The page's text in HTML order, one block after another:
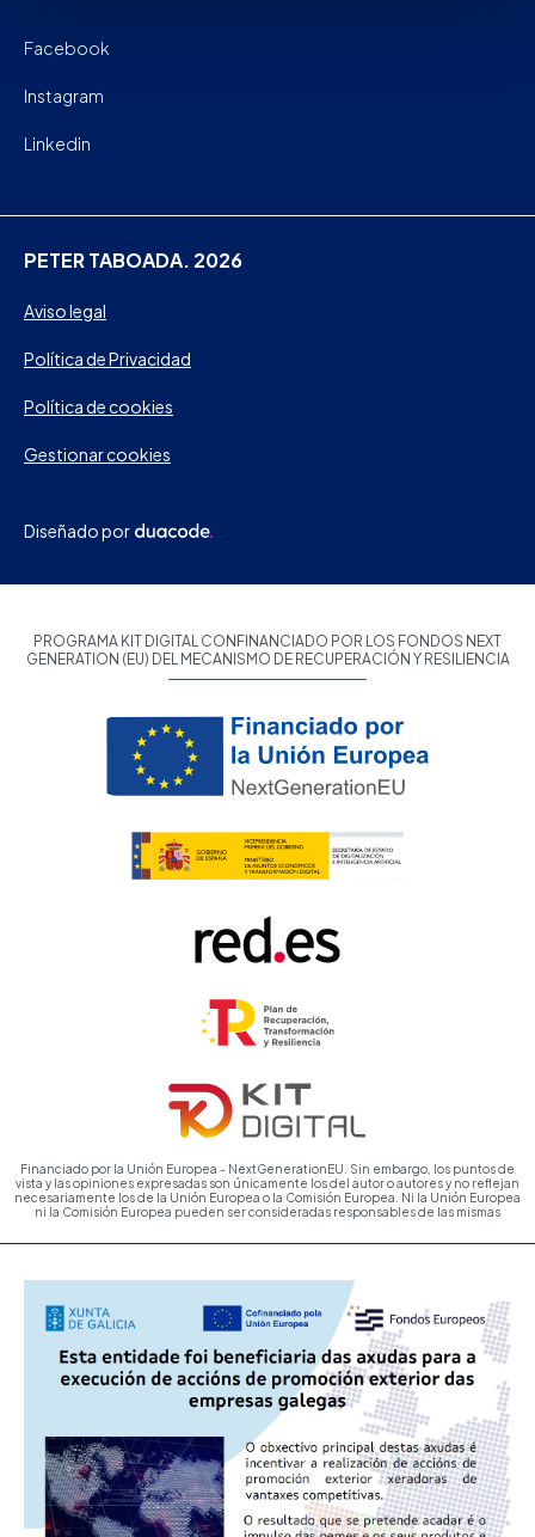
Facebook
Instagram
Linkedin
PETER TABOADA. 2026
Aviso legal
Política de Privacidad
Política de cookies
Gestionar cookies
Diseñado por
PROGRAMA KIT DIGITAL CONFINANCIADO POR LOS FONDOS NEXT
GENERATION (EU) DEL MECANISMO DE RECUPERACIÓN Y RESILIENCIA
Financiado por la Unión Europea - NextGenerationEU. Sin embargo, los puntos de
vista y las opiniones expresadas son únicamente los del autor o autores y no reflejan
necesariamente los de la Unión Europea o la Comisión Europea. Ni la Unión Europea
ni la Comisión Europea pueden ser consideradas responsables de las mismas